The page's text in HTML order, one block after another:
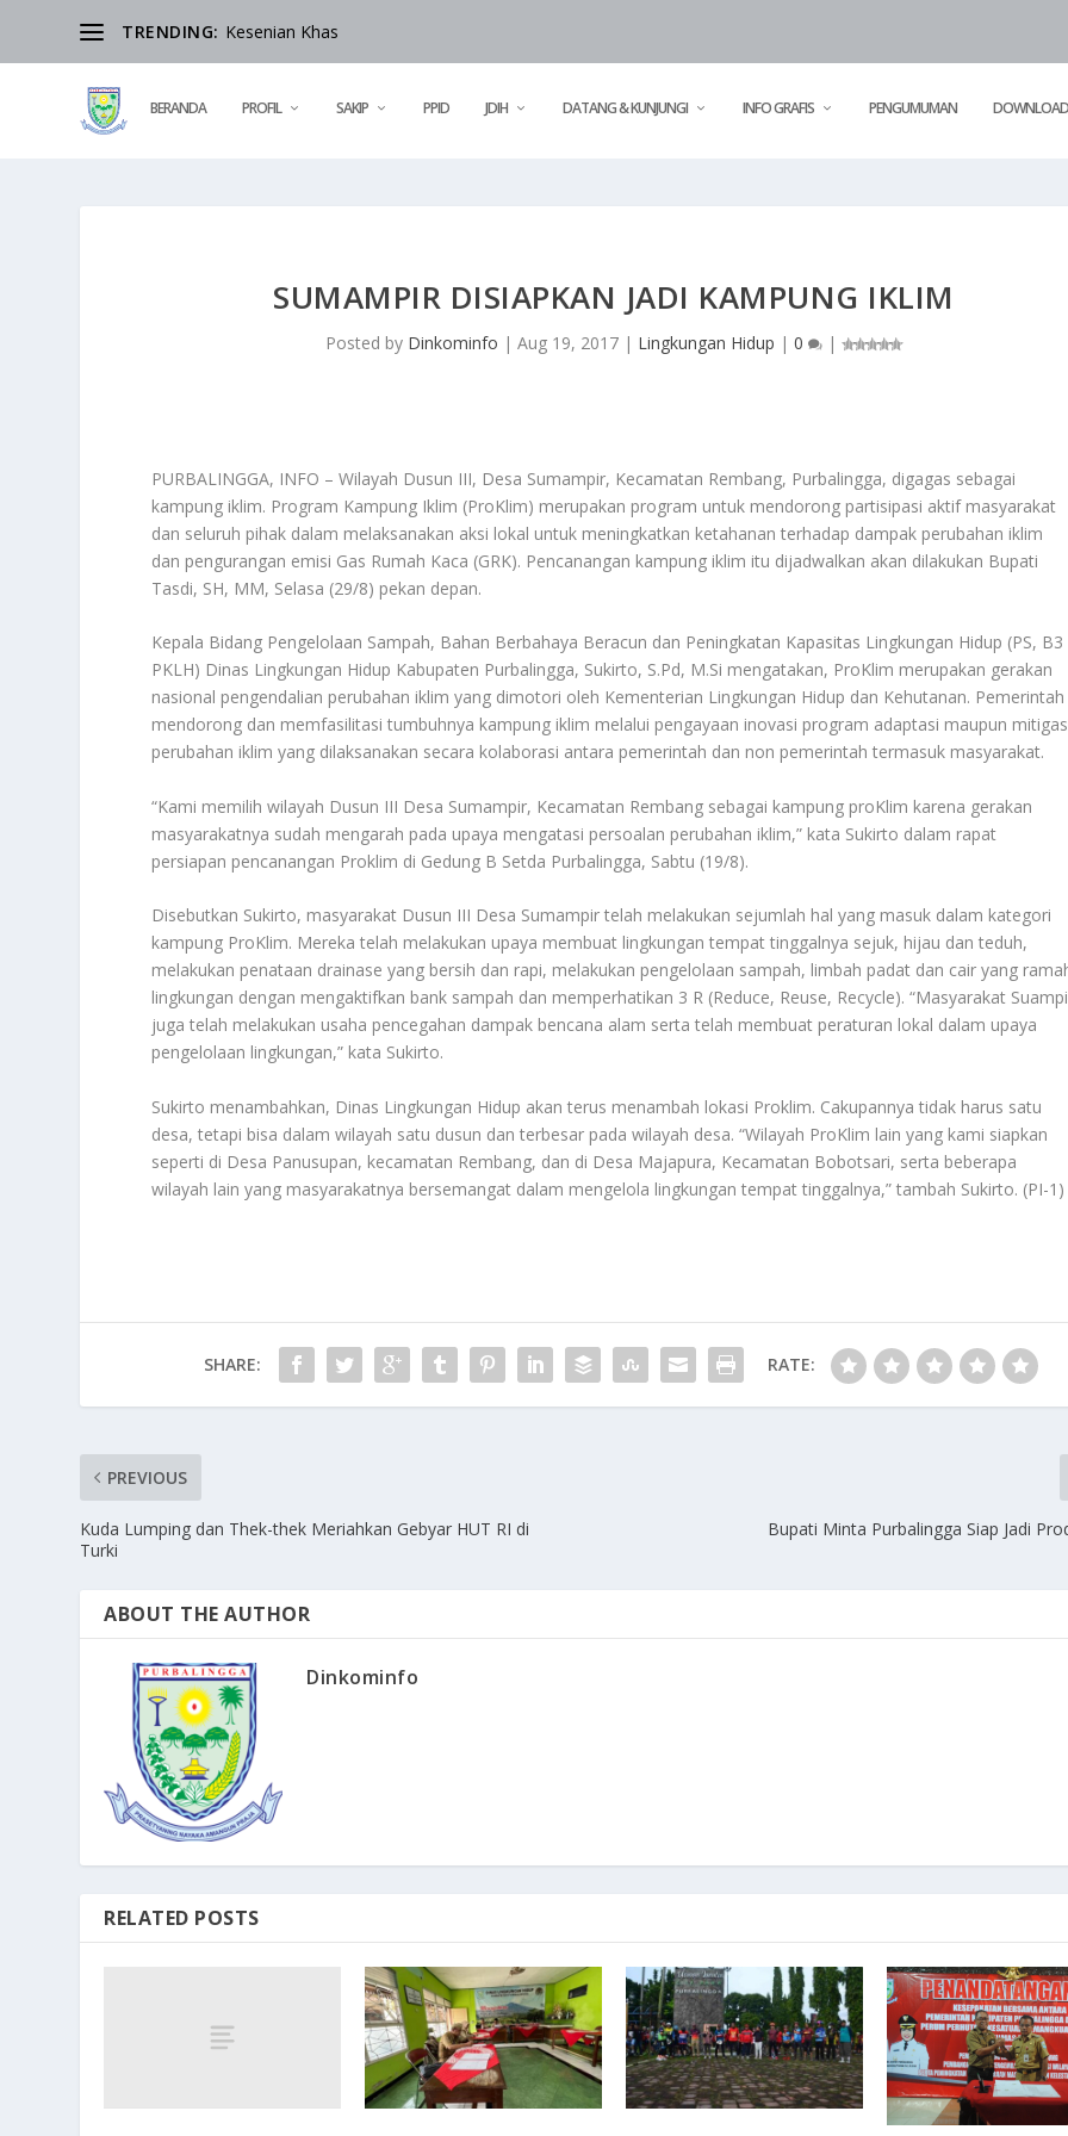
TRENDING: Kesenian Khas
BERANDA PROFIL SAKIP PPID JDIH DATANG & KUNJUNGI INFO GRAFIS PENGUMUMAN DOWNLOAD
SUMAMPIR DISIAPKAN JADI KAMPUNG IKLIM
Posted by Dinkominfo |Aug 19, 2017 | Lingkungan Hidup |0 |
PURBALINGGA, INFO – Wilayah Dusun III, Desa Sumampir, Kecamatan Rembang, Purbalingga, digagas sebagai
kampung iklim. Program Kampung Iklim (ProKlim) merupakan program untuk mendorong partisipasi aktif masyarakat
dan seluruh pihak dalam melaksanakan aksi lokal untuk meningkatkan ketahanan terhadap dampak perubahan iklim
dan pengurangan emisi Gas Rumah Kaca (GRK). Pencanangan kampung iklim itu dijadwalkan akan dilakukan Bupati
Tasdi, SH, MM, Selasa (29/8) pekan depan.
Kepala Bidang Pengelolaan Sampah, Bahan Berbahaya Beracun dan Peningkatan Kapasitas Lingkungan Hidup (PS, B3
PKLH) Dinas Lingkungan Hidup Kabupaten Purbalingga, Sukirto, S.Pd, M.Si mengatakan, ProKlim merupakan gerakan
nasional pengendalian perubahan iklim yang dimotori oleh Kementerian Lingkungan Hidup dan Kehutanan. Pemerintah
mendorong dan memfasilitasi tumbuhnya kampung iklim melalui pengayaan inovasi program adaptasi maupun
perubahan iklim yang dilaksanakan secara kolaborasi antara pemerintah dan non pemerintah termasuk masyarakat.
“Kami memilih wilayah Dusun III Desa Sumampir, Kecamatan Rembang sebagai kampung proKlim karena gerakan
masyarakatnya sudah mengarah pada upaya mengatasi persoalan perubahan iklim,” kata Sukirto dalam rapat
persiapan pencanangan Proklim di Gedung B Setda Purbalingga, Sabtu (19/8).
Disebutkan Sukirto, masyarakat Dusun III Desa Sumampir telah melakukan sejumlah hal yang masuk dalam kategori
kampung ProKlim. Mereka telah melakukan upaya membuat lingkungan tempat tinggalnya sejuk, hijau dan teduh,
melakukan penataan drainase yang bersih dan rapi, melakukan pengelolaan sampah, limbah padat dan cair yang
lingkungan dengan mengaktifkan bank sampah dan memperhatikan 3 R (Reduce, Reuse, Recycle). “Masyarakat
juga telah melakukan usaha pencegahan dampak bencana alam serta telah membuat peraturan lokal dalam upaya
pengelolaan lingkungan,” kata Sukirto.
Sukirto menambahkan, Dinas Lingkungan Hidup akan terus menambah lokasi Proklim. Cakupannya tidak harus satu
desa, tetapi bisa dalam wilayah satu dusun dan terbesar pada wilayah desa. “Wilayah ProKlim lain yang kami siapkan
seperti di Desa Panusupan, kecamatan Rembang, dan di Desa Majapura, Kecamatan Bobotsari, serta beberapa
wilayah lain yang masyarakatnya bersemangat dalam mengelola lingkungan tempat tinggalnya,” tambah Sukirto. (PI-1)
SHARE: RATE:
PREVIOUS
Kuda Lumping dan Thek-thek Meriahkan Gebyar HUT RI di
Turki
Bupati Minta Purbalingga Siap Jadi
ABOUT THE AUTHOR
Dinkominfo
RELATED POSTS